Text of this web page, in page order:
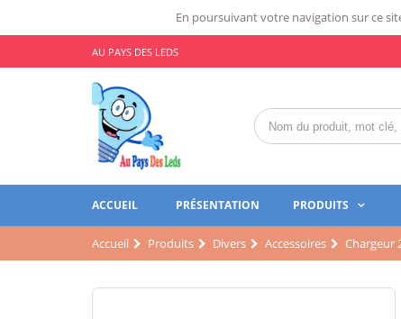
En poursuivant votre navigation sur ce
AU PAYS DES LEDS
ACCUEIL PRÉSENTATION PRODUITS
Accueil Produits Divers Accessoires Chargeur